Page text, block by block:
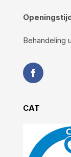
Behandeling
CAT